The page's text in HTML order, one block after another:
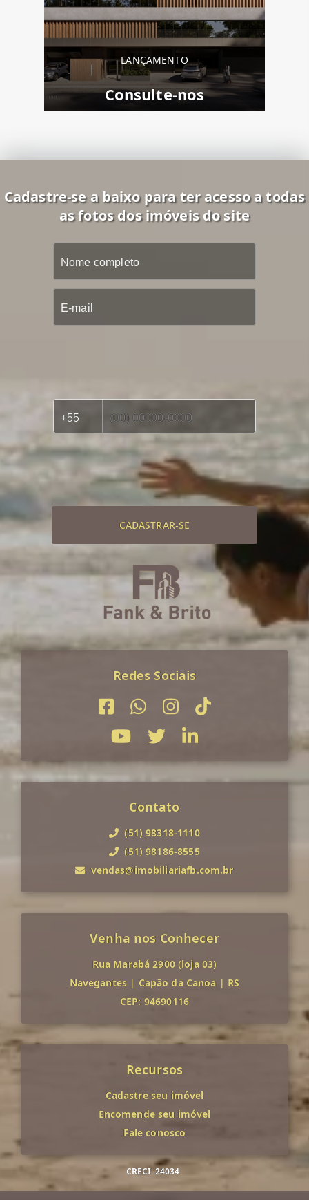
LANÇAMENTO
Consulte-nos
Cadastre-se a baixo para ter acesso a todas
as fotos dos imóveis do site
CADASTRAR-SE
Redes Sociais
Contato
(51) 98318-1110
(51) 98186-8555
vendas@imobiliariafb.com.br
Venha nos Conhecer
Rua Marabá 2900 (loja 03)
Navegantes | Capão da Canoa | RS
CEP: 94690116
Recursos
Cadastre seu imóvel
Encomende seu imóvel
Fale conosco
CRECI 24034